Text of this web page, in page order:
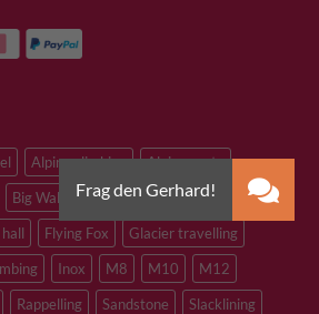
Alpine climbing
Alpine route
Big Wall Climbing
Canyoning
Flying Fox
Glacier travelling
Inox M8 M10
M12
Rappelling Sandstone
Slacklining